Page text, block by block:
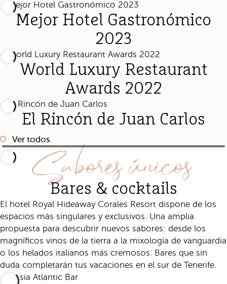
Mejor Hotel Gastronómico
2023
World Luxury Restaurant
Awards 2022
El Rincón de Juan Carlos
Ver todosSabores únicos
Bares & cocktails
El hotel Royal Hideaway Corales Resort dispone de los
espacios más singulares y exclusivos. Una amplia
propuesta para descubrir nuevos sabores: desde los
magníficos vinos de la tierra a la mixología de vanguardia
o los helados italianos más cremosos. Bares que sin
duda completarán tus vacaciones en el sur de Tenerife.
Maresia Atlantic Bar